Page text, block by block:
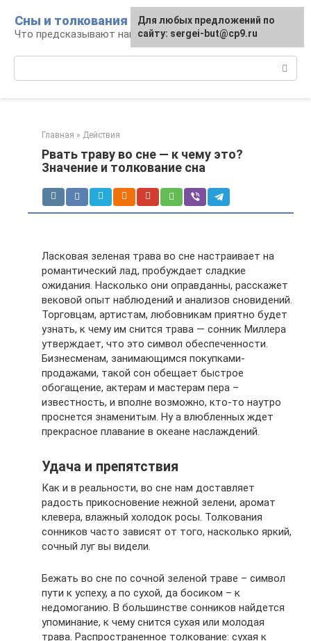
контенту
Сны и толкования
Что предсказывают нам наши сны
Главная » Действия
Рвать траву во сне — к чему это?
Значение и толкование сна
Ласковая зеленая трава во сне настраивает на
романтический лад, пробуждает сладкие
ожидания. Насколько они оправданны, расскажет
вековой опыт наблюдений и анализов сновидений.
Торговцам, артистам, любовникам приятно будет
узнать, к чему им снится трава — сонник Миллера
утверждает, что это символ обеспеченности.
Бизнесменам, занимающимся покупками-
продажами, такой сон обещает быстрое
обогащение, актерам и мастерам пера –
известность, и вполне возможно, кто-то наутро
проснется знаменитым. Ну а влюбленных ждет
прекрасное плавание в океане наслаждений.
Удача и препятствия
Как и в реальности, во сне нам доставляет
радость прикосновение нежной зелени, аромат
клевера, влажный холодок росы. Толкования
сонников часто зависят от того, насколько яркий,
сочный луг вы видели.
Бежать во сне по сочной зеленой траве – символ
пути к успеху, а по сухой, да босиком – к
недомоганию. В большинстве сонников найдется
упоминание, к чему снится сухая или молодая
трава. Распространенное толкование: сухая к
Для любых предложений по
сайту: sergei-but@cp9.ru